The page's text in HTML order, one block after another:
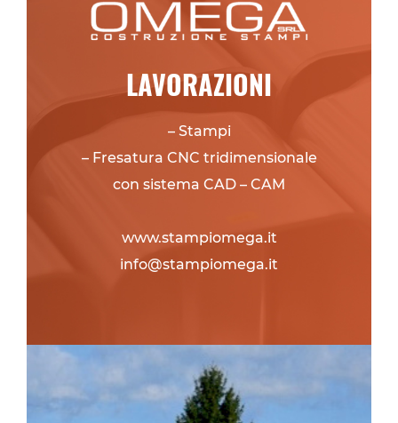
LAVORAZIONI
– Stampi
– Fresatura CNC tridimensionale
con sistema CAD – CAM
www.stampiomega.it
info@stampiomega.it